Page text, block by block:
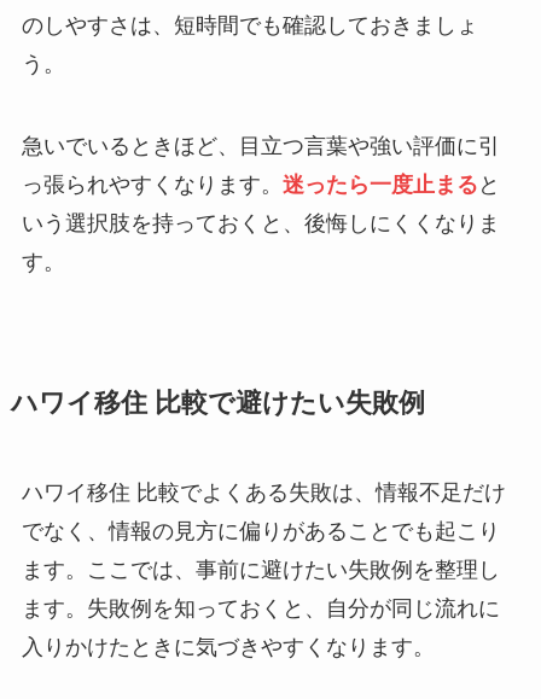
のしやすさは、短時間でも確認しておきましょ
う。
急いでいるときほど、目立つ言葉や強い評価に引
っ張られやすくなります。 迷ったら一度止まる と
いう選択肢を持っておくと、後悔しにくくなりま
す。
ハワイ移住 比較で避けたい失敗例
ハワイ移住 比較でよくある失敗は、情報不足だけ
でなく、情報の見方に偏りがあることでも起こり
ます。ここでは、事前に避けたい失敗例を整理し
ます。失敗例を知っておくと、自分が同じ流れに
入りかけたときに気づきやすくなります。